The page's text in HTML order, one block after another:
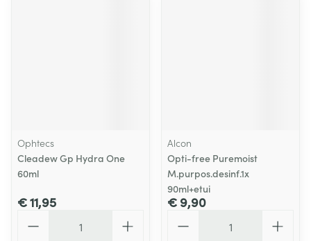
Ophtecs
Cleadew Gp Hydra One
60ml
€ 11,95
Alcon
Opti-free Puremoist
M.purpos.desinf.1x
90ml+etui
€ 9,90